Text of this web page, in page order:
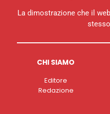
La dimostrazione che il
CHI SIAMO
Editore
Redazione